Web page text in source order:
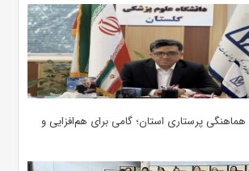
هماهنگی پرستاری استان؛ گامی برای هم‌افزایی و